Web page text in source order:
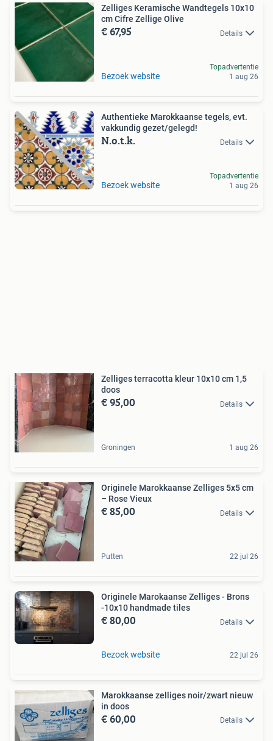
Zelliges Keramische Wandtegels 10x10
cm Cifre Zellige Olive
€ 67,95 Details
Bezoek website
Topadvertentie
1 aug 26
Authentieke Marokkaanse tegels, evt.
vakkundig gezet/gelegd!
N.o.t.k. Details
Bezoek website
Topadvertentie
1 aug 26
Zelliges terracotta kleur 10x10 cm 1,5
doos
€ 95,00 Details
Groningen 1 aug 26
Originele Marokkaanse Zelliges 5x5 cm
– Rose Vieux
€ 85,00 Details
Putten 22 jul 26
Originele Marokaanse Zelliges - Brons
-10x10 handmade tiles
€ 80,00 Details
Bezoek website 22 jul 26
Marokkaanse zelliges noir/zwart nieuw
in doos
€ 60,00 Details